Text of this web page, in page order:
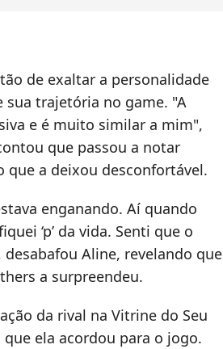
de exaltar a personalidade
trajetória no game. "A
e é muito similar a mim",
que passou a notar
que a deixou desconfortável.
enganando. Aí quando
‘p’ da vida. Senti que o
Aline, revelando que
a surpreendeu.
da rival na Vitrine do Seu
ela acordou para o jogo.